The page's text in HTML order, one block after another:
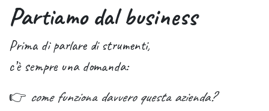
Partiamo dal business
Prima di parlare di strumenti,
c’è sempre una domanda:
👉 come funziona davvero questa azienda?